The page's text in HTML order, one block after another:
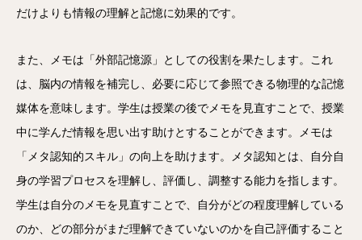
だけよりも情報の理解と記憶に効果的です。
また、メモは「外部記憶源」としての役割を果たします。これ
は、脳内の情報を補完し、必要に応じて参照できる物理的な記憶
媒体を意味します。学生は授業の後でメモを見直すことで、授業
中に学んだ情報を思い出す助けとすることができます。メモは
「メタ認知的スキル」の向上を助けます。メタ認知とは、自分自
身の学習プロセスを理解し、評価し、調整する能力を指します。
学生は自分のメモを見直すことで、自分がどの程度理解している
のか、どの部分がまだ理解できていないのかを自己評価すること